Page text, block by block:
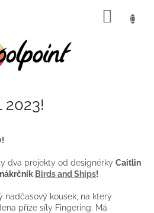
2023!
dva projekty od designérky Caitlin
Birds and Ships!
nadčasový kousek, na který
příze síly Fingering. Má